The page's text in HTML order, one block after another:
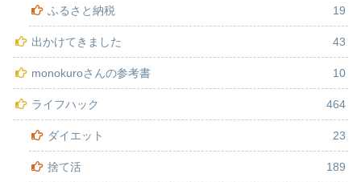
ふるさと納税 19
出かけてきました 43
monokuroさんの参考書 10
ライフハック 464
ダイエット 23
捨て活 189